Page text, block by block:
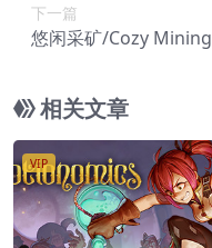
下一篇
悠闲采矿/Cozy Mining
相关文章
VIP